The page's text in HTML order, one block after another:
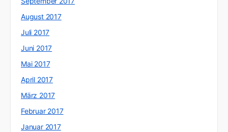
August 2017
Juli 2017
Juni 2017
Mai 2017
April 2017
März 2017
Februar 2017
Januar 2017